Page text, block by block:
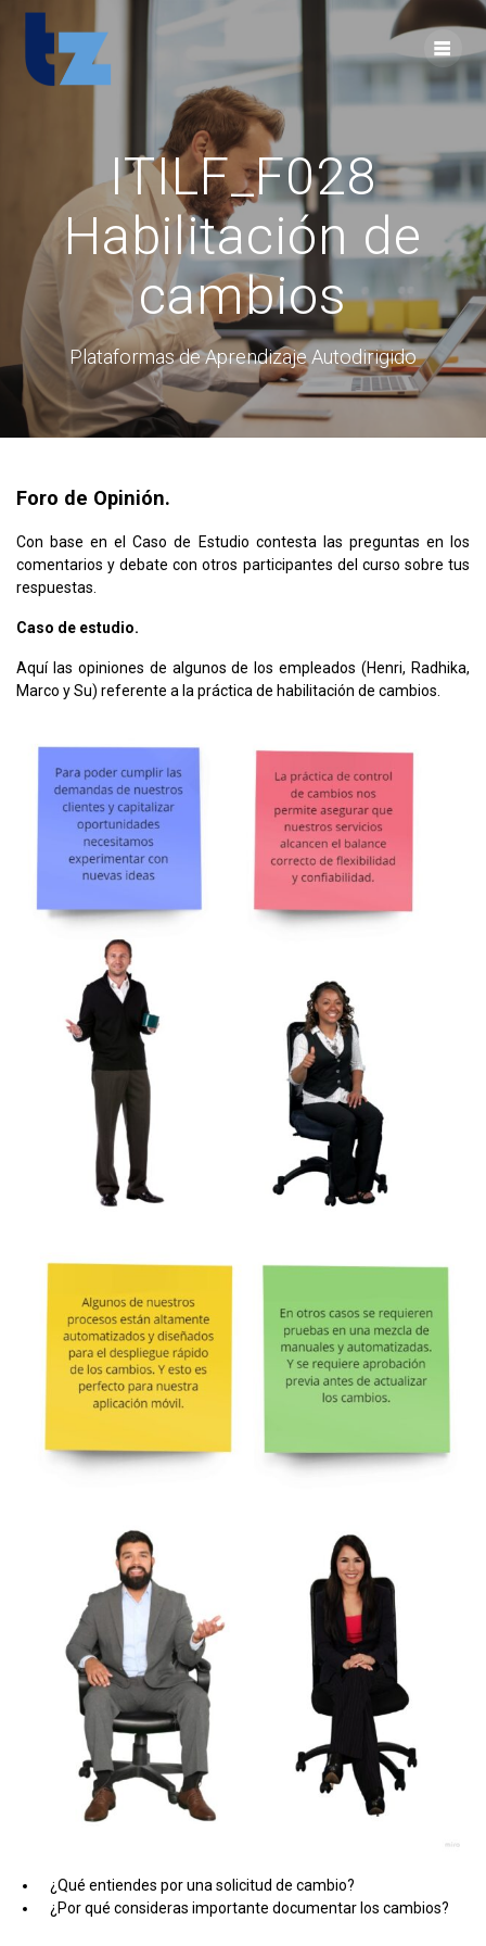
ITILF_F028
Habilitación de
cambios
Plataformas de Aprendizaje Autodirigido
Foro de Opinión.
Con base en el Caso de Estudio contesta las preguntas en los
comentarios y debate con otros participantes del curso sobre tus
respuestas.
Caso de estudio.
Aquí las opiniones de algunos de los empleados (Henri, Radhika,
Marco y Su) referente a la práctica de habilitación de cambios.
¿Qué entiendes por una solicitud de cambio?
¿Por qué consideras importante documentar los cambios?